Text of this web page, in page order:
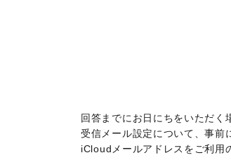
回答までにお日にちをいただく
受信メール設定について、事前
iCloudメールアドレスをご利用